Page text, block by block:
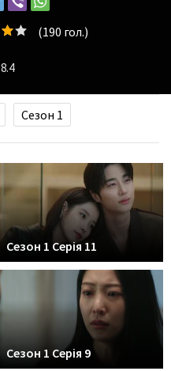
(190 гол.)
8.4
Сезон 1
Сезон 1 Серія 11
Сезон 1 Серія 9